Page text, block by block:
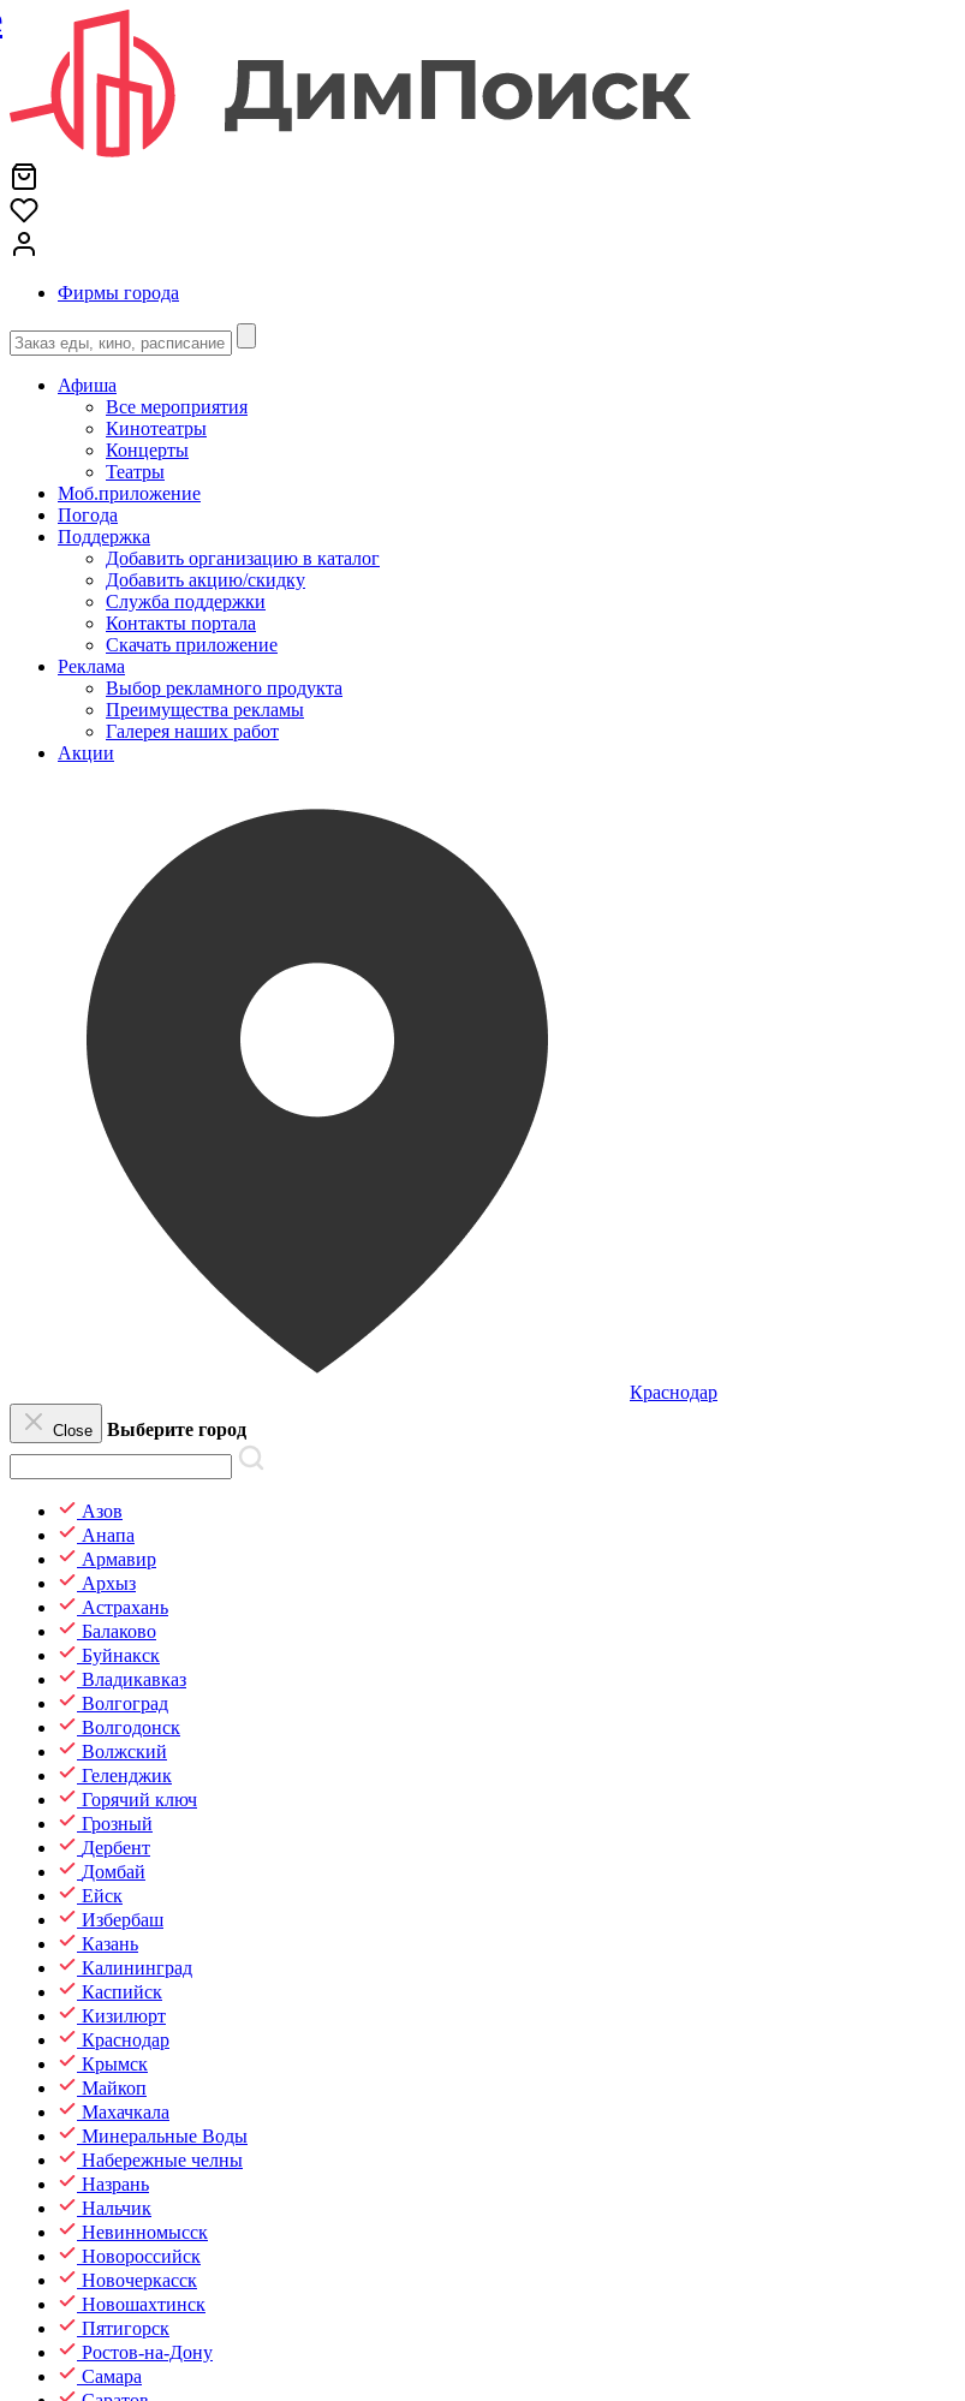
Фирмы города
Афиша
Все мероприятия
Кинотеатры
Концерты
Театры
Моб.приложение
Погода
Поддержка
Добавить организацию в каталог
Добавить акцию/скидку
Служба поддержки
Контакты портала
Скачать приложение
Реклама
Выбор рекламного продукта
Преимущества рекламы
Галерея наших работ
Акции
Краснодар
Close Выберите город
Азов
Анапа
Армавир
Архыз
Астрахань
Балаково
Буйнакск
Владикавказ
Волгоград
Волгодонск
Волжский
Геленджик
Горячий ключ
Грозный
Дербент
Домбай
Ейск
Избербаш
Казань
Калининград
Каспийск
Кизилюрт
Краснодар
Крымск
Майкоп
Махачкала
Минеральные Воды
Набережные челны
Назрань
Нальчик
Невинномысск
Новороссийск
Новочеркасск
Новошахтинск
Пятигорск
Ростов-на-Дону
Самара